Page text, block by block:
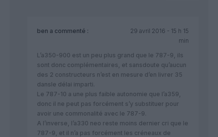
ben a commenté :
29 avril 2016 - 15 h 15
min
L’a350-900 est un peu plus grand que le 787-9, ils
sont donc complémentaires, et sansdoute qu’aucun
des 2 constructeurs n’est en mesure d’en livrer 35
dansle délai imparti.
Le 787-10 a une plus faible autonomie que l’a359,
donc il ne peut pas forcément s’y substituer pour
avoir une commonalité avec le 787-9.
A l’inverse, l’a330 neo reste moins dernier cri que le
787-9, et il n’a pas forcément les créneaux de